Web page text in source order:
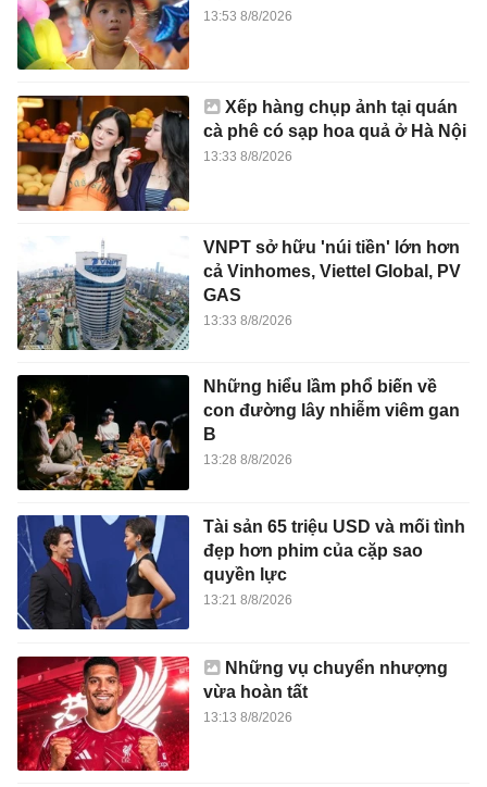
13:53 8/8/2026
Xếp hàng chụp ảnh tại quán
cà phê có sạp hoa quả ở Hà Nội
13:33 8/8/2026
VNPT sở hữu 'núi tiền' lớn hơn
cả Vinhomes, Viettel Global, PV
GAS
13:33 8/8/2026
Những hiểu lầm phổ biến về
con đường lây nhiễm viêm gan
B
13:28 8/8/2026
Tài sản 65 triệu USD và mối tình
đẹp hơn phim của cặp sao
quyền lực
13:21 8/8/2026
Những vụ chuyển nhượng
vừa hoàn tất
13:13 8/8/2026